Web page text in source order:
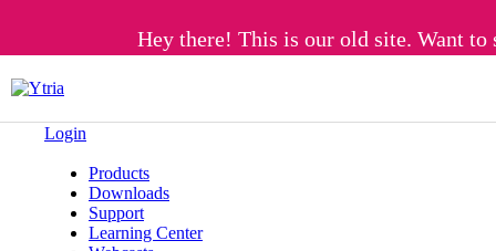
Hey there! This is our old site. Want to
Login
Products
Downloads
Support
Learning Center